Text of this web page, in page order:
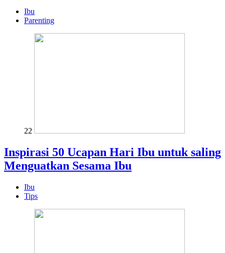
Ibu
Parenting
22
Inspirasi 50 Ucapan Hari Ibu untuk saling
Menguatkan Sesama Ibu
Ibu
Tips